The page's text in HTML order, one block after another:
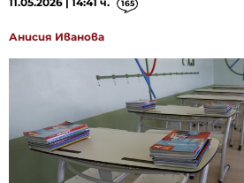
165
Анисия Иванова